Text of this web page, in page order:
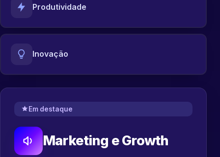
Produtividade
Inovação
Em destaque
Marketing e Growth